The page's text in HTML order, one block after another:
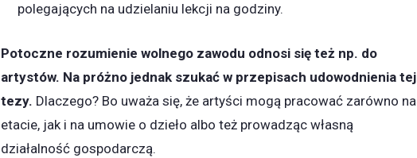
polegających na udzielaniu lekcji na godziny.
Potoczne rozumienie wolnego zawodu odnosi się też np. do
artystów. Na próżno jednak szukać w przepisach udowodnienia tej
tezy. Dlaczego? Bo uważa się, że artyści mogą pracować zarówno na
etacie, jak i na umowie o dzieło albo też prowadząc własną
działalność gospodarczą.